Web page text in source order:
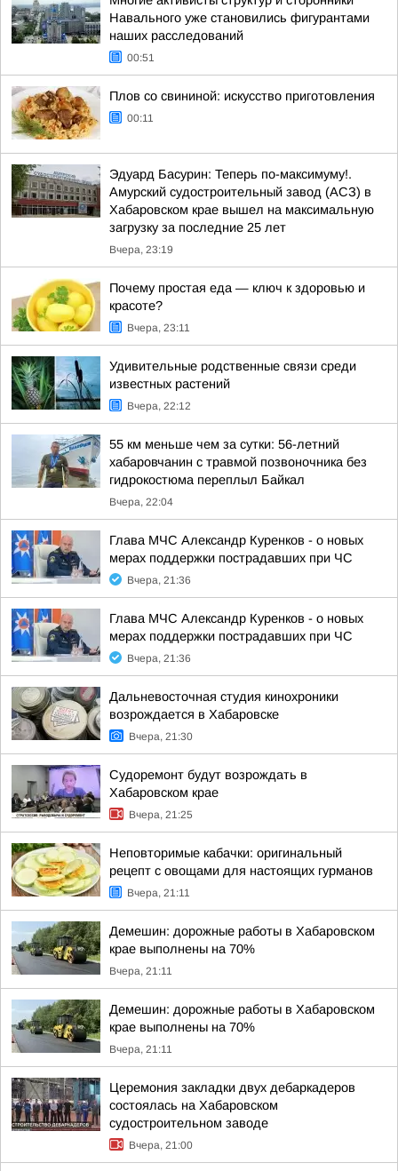
Навального уже становились фигурантами
наших расследований
00:51
Плов со свининой: искусство приготовления
00:11
Эдуард Басурин: Теперь по-максимуму!.
Амурский судостроительный завод (АСЗ) в
Хабаровском крае вышел на максимальную
загрузку за последние 25 лет
Вчера, 23:19
Почему простая еда — ключ к здоровью и
красоте?
Вчера, 23:11
Удивительные родственные связи среди
известных растений
Вчера, 22:12
55 км меньше чем за сутки: 56-летний
хабаровчанин с травмой позвоночника без
гидрокостюма переплыл Байкал
Вчера, 22:04
Глава МЧС Александр Куренков - о новых
мерах поддержки пострадавших при ЧС
Вчера, 21:36
Глава МЧС Александр Куренков - о новых
мерах поддержки пострадавших при ЧС
Вчера, 21:36
Дальневосточная студия кинохроники
возрождается в Хабаровске
Вчера, 21:30
Судоремонт будут возрождать в
Хабаровском крае
Вчера, 21:25
Неповторимые кабачки: оригинальный
рецепт с овощами для настоящих гурманов
Вчера, 21:11
Демешин: дорожные работы в Хабаровском
крае выполнены на 70%
Вчера, 21:11
Демешин: дорожные работы в Хабаровском
крае выполнены на 70%
Вчера, 21:11
Церемония закладки двух дебаркадеров
состоялась на Хабаровском
судостроительном заводе
Вчера, 21:00